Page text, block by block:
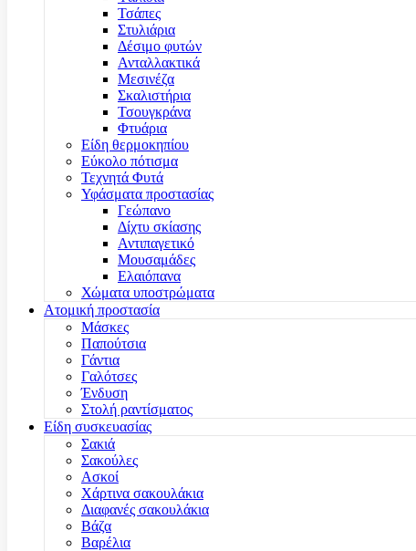
Τσάπες
Στυλιάρια
Δέσιμο φυτών
Ανταλλακτικά
Μεσινέζα
Σκαλιστήρια
Τσουγκράνα
Φτυάρια
Είδη θερμοκηπίου
Εύκολο πότισμα
Τεχνητά Φυτά
Υφάσματα προστασίας
Γεώπανο
Δίχτυ σκίασης
Αντιπαγετικό
Μουσαμάδες
Ελαιόπανα
Χώματα υποστρώματα
Ατομική προστασία
Μάσκες
Παπούτσια
Γάντια
Γαλότσες
Ένδυση
Στολή ραντίσματος
Είδη συσκευασίας
Σακιά
Σακούλες
Ασκοί
Χάρτινα σακουλάκια
Διαφανές σακουλάκια
Βάζα
Βαρέλια